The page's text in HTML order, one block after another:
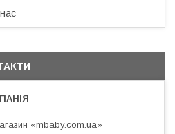
«mbaby.com.ua»